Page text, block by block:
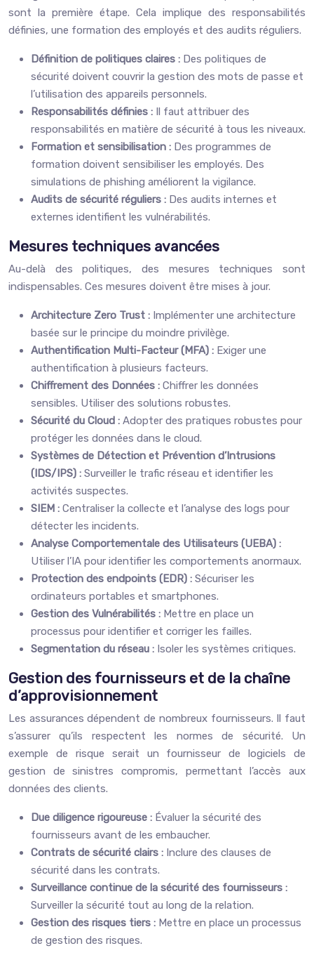
sont la première étape. Cela implique des responsabilités
définies, une formation des employés et des audits réguliers.
Définition de politiques claires : Des politiques de
sécurité doivent couvrir la gestion des mots de passe et
l’utilisation des appareils personnels.
Responsabilités définies : Il faut attribuer des
responsabilités en matière de sécurité à tous les niveaux.
Formation et sensibilisation : Des programmes de
formation doivent sensibiliser les employés. Des
simulations de phishing améliorent la vigilance.
Audits de sécurité réguliers : Des audits internes et
externes identifient les vulnérabilités.
Mesures techniques avancées
Au-delà des politiques, des mesures techniques sont
indispensables. Ces mesures doivent être mises à jour.
Architecture Zero Trust : Implémenter une architecture
basée sur le principe du moindre privilège.
Authentification Multi-Facteur (MFA) : Exiger une
authentification à plusieurs facteurs.
Chiffrement des Données : Chiffrer les données
sensibles. Utiliser des solutions robustes.
Sécurité du Cloud : Adopter des pratiques robustes pour
protéger les données dans le cloud.
Systèmes de Détection et Prévention d’Intrusions
(IDS/IPS) : Surveiller le trafic réseau et identifier les
activités suspectes.
SIEM : Centraliser la collecte et l’analyse des logs pour
détecter les incidents.
Analyse Comportementale des Utilisateurs (UEBA) :
Utiliser l’IA pour identifier les comportements anormaux.
Protection des endpoints (EDR) : Sécuriser les
ordinateurs portables et smartphones.
Gestion des Vulnérabilités : Mettre en place un
processus pour identifier et corriger les failles.
Segmentation du réseau : Isoler les systèmes critiques.
Gestion des fournisseurs et de la chaîne
d’approvisionnement
Les assurances dépendent de nombreux fournisseurs. Il faut
s’assurer qu’ils respectent les normes de sécurité. Un
exemple de risque serait un fournisseur de logiciels de
gestion de sinistres compromis, permettant l’accès aux
données des clients.
Due diligence rigoureuse : Évaluer la sécurité des
fournisseurs avant de les embaucher.
Contrats de sécurité clairs : Inclure des clauses de
sécurité dans les contrats.
Surveillance continue de la sécurité des fournisseurs :
Surveiller la sécurité tout au long de la relation.
Gestion des risques tiers : Mettre en place un processus
de gestion des risques.